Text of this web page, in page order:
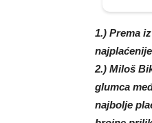
1.) Prema
2.) Miloš
glumca
najbolje